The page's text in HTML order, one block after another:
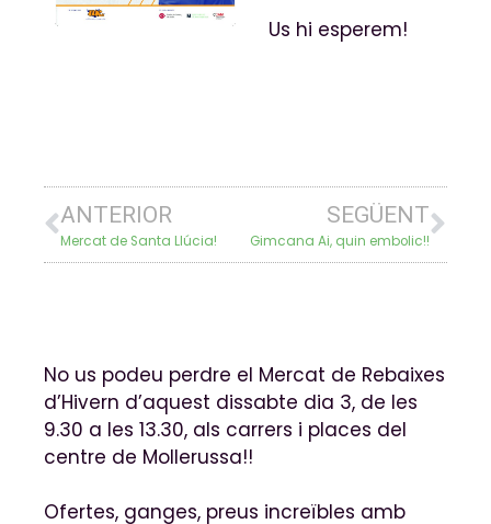
Us hi esperem!
ANTERIOR
Mercat de Santa Llúcia!
SEGÜENT
Gimcana Ai, quin embolic!!
No us podeu perdre el Mercat de Rebaixes
d’Hivern d’aquest dissabte dia 3, de les
9.30 a les 13.30, als carrers i places del
centre de Mollerussa!!
Ofertes, ganges, preus increïbles amb